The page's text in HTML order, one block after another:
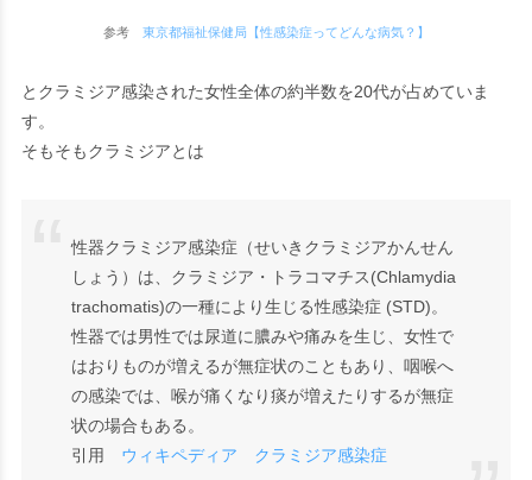
参考 東京都福祉保健局【性感染症ってどんな病気？】
とクラミジア感染された女性全体の約半数を20代が占めていま
す。
そもそもクラミジアとは
性器クラミジア感染症（せいきクラミジアかんせん
しょう）は、クラミジア・トラコマチス(Chlamydia
trachomatis)の一種により生じる性感染症 (STD)。
性器では男性では尿道に膿みや痛みを生じ、女性で
はおりものが増えるが無症状のこともあり、咽喉へ
の感染では、喉が痛くなり痰が増えたりするが無症
状の場合もある。
引用
ウィキペディア クラミジア感染症